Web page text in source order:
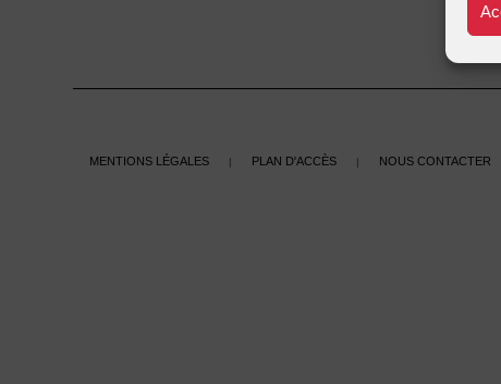
Mentions légales | Plan d'accès | Nous contacter